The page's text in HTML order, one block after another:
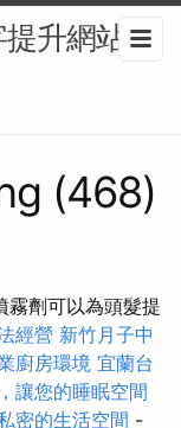
升網站
(468)
霧劑可以為頭髮提
經營 新竹月子中
廚房環境 宜蘭台
讓您的睡眠空間
密的生活空間 -